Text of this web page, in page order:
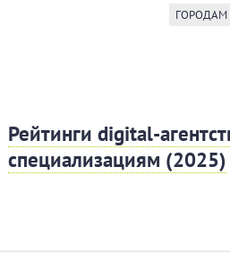
Рейтинги digital-
специализациям (2025)